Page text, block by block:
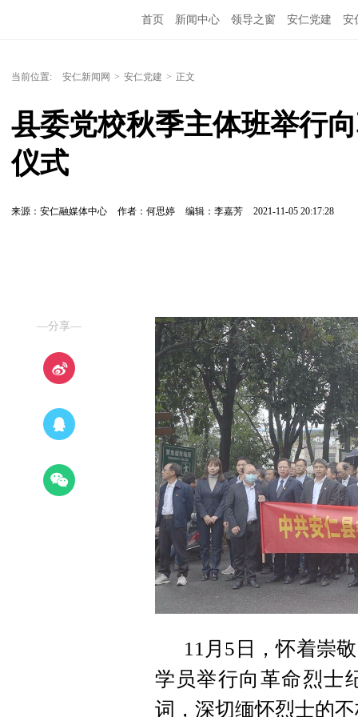
首页 新闻中心 领导之窗 安仁党建 安
当前位置: 安仁新闻网 > 安仁党建 > 正文
县委党校秋季主体班举行
仪式
来源：安仁融媒体中心 作者：何思婷 编辑：李嘉芳 2021-11-05 20:17:28
—分享—
11月5日，怀着崇
学员举行向革命烈士
词，深切缅怀烈士的